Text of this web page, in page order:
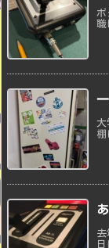
ボ
職
大
去